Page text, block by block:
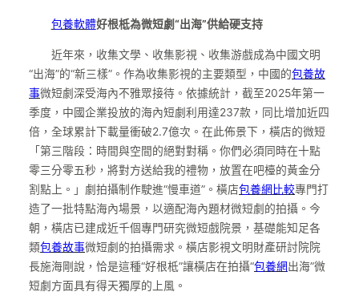
包養軟體好根柢為微短劇“出海”供給硬支持
近年來，收集文學、收集影視、收集游戲成為中國文明
“出海”的“新三樣”。作為收集影視的主要類型，中國的包養故
事微短劇深受海內不雅眾接待。依據統計，截至2025年第一
季度，中國企業投放的海內短劇利用達237款，同比增加近四
倍，全球累計下載量衝破2.7億次。在此佈景下，橫店的微短
「第三階段：時間與空間的絕對對稱。你們必須同時在十點
零三分零五秒，將對方送給我的禮物，放置在吧檯的黃金分
割點上。」劇拍攝制作駛進“慢車道”。橫店包養網比較專門打
造了一批特點海內場景，以適配海內題材微短劇的拍攝。今
朝，橫店已建成近千個專門研究微短戲院景，基礎能知足各
類包養故事微短劇的拍攝需求。橫店影視文明財產研討院院
長施海剛說，恰是這種“好根柢”讓橫店在拍攝“包養網出海”微
短劇方面具有得天獨厚的上風。